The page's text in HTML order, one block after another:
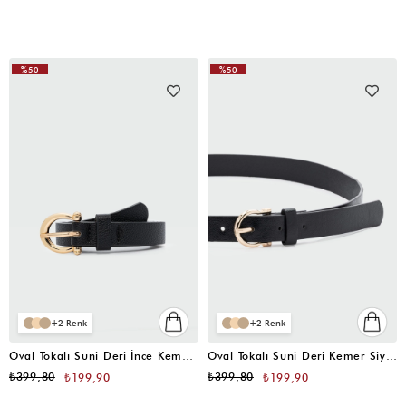
2
₺199,90
₺399,80
%50
2
₺199,90
₺399,80
%50